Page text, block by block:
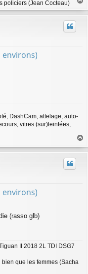
policiers (Jean Cocteau)
a
u
environs)
DashCam, attelage, auto-
vitres (sur)teintées,
a
u
environs)
(rasso glb)
II 2018 2L TDI DSG7
que les femmes (Sacha